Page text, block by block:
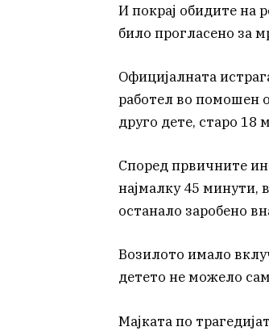
И покрај обидите на
било прогласено за
Официјалната
работел во помошен
друго дете, старо 18
Според првичните
најмалку 45 минути,
останало заробено
Возилото имало
детето не можело
Мајката по